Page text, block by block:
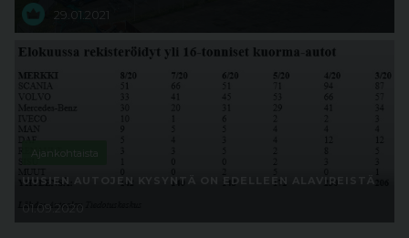
29.01.2021
Ajankohtaista
UUSIEN AUTOJEN KYSYNTÄ ON EDELLEEN ALAVIREISTÄ
01.09.2020